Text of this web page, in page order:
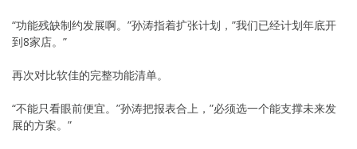
“功能残缺制约发展啊。”孙涛指着扩张计划，”我们已经计划年底开
到8家店。”
再次对比软佳的完整功能清单。
“不能只看眼前便宜。”孙涛把报表合上，”必须选一个能支撑未来发
展的方案。”